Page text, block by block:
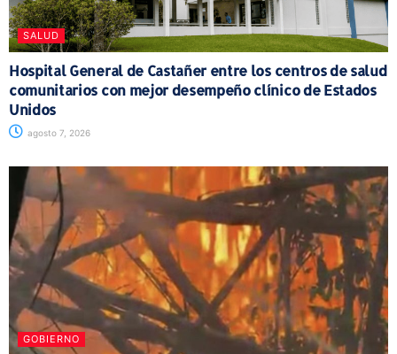
SALUD
Hospital General de Castañer entre los centros de salud
comunitarios con mejor desempeño clínico de Estados
Unidos
agosto 7, 2026
GOBIERNO